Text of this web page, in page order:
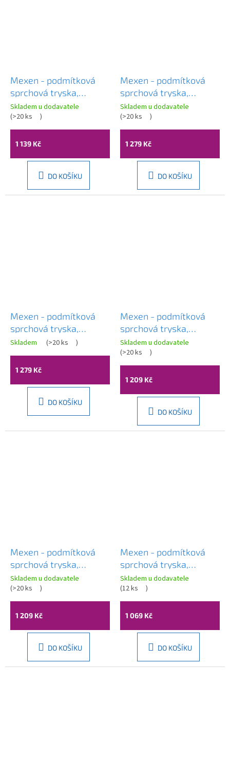
Mexen - podmítková
sprchová tryska,
čtvercová, 130x130 mm,
černá, 79366-70
Skladem u dodavatele
(>20 ks )
1 139 Kč
DO KOŠÍKU
Mexen - podmítková
sprchová tryska,
čtvercová, 130x130 mm,
grafitová, 79366-66
Skladem u dodavatele
(>20 ks )
1 279 Kč
DO KOŠÍKU
Mexen - podmítková
sprchová tryska,
čtvercová, 130x130 mm,
růžová-zlatá, 79366-60
Skladem (>20 ks )
1 279 Kč
DO KOŠÍKU
Mexen - podmítková
sprchová tryska,
čtvercová, 130x130 mm,
zlatá, 79366-50
Skladem u dodavatele
(>20 ks )
1 209 Kč
DO KOŠÍKU
Mexen - podmítková
sprchová tryska,
čtvercová, 130x130 mm,
bílá, 79366-20
Skladem u dodavatele
(>20 ks )
1 209 Kč
DO KOŠÍKU
Mexen - podmítková
sprchová tryska,
čtvercová, 130x130 mm,
chromová, 79366-00
Skladem u dodavatele
(12 ks )
1 069 Kč
DO KOŠÍKU